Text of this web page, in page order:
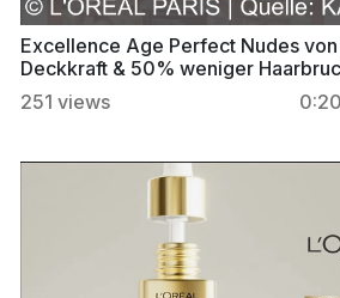
Excellence Age Perfect Nudes von
Deckkraft & 50% weniger
251 views 0:20